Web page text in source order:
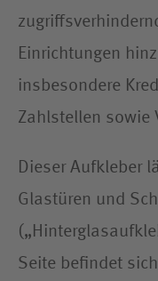
Einrichtungen
insbesondere
Zahlstellen sowie
Dieser Aufkleber
Glastüren und
Seite befindet